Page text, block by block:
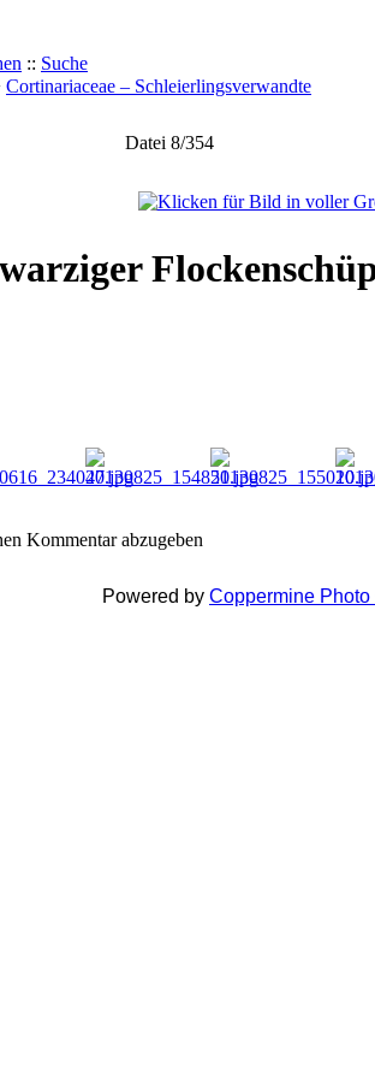
:: Suche
Cortinariaceae – Schleierlingsverwandte
Datei 8/354
Kommentar abzugeben
Powered by Coppermine Photo